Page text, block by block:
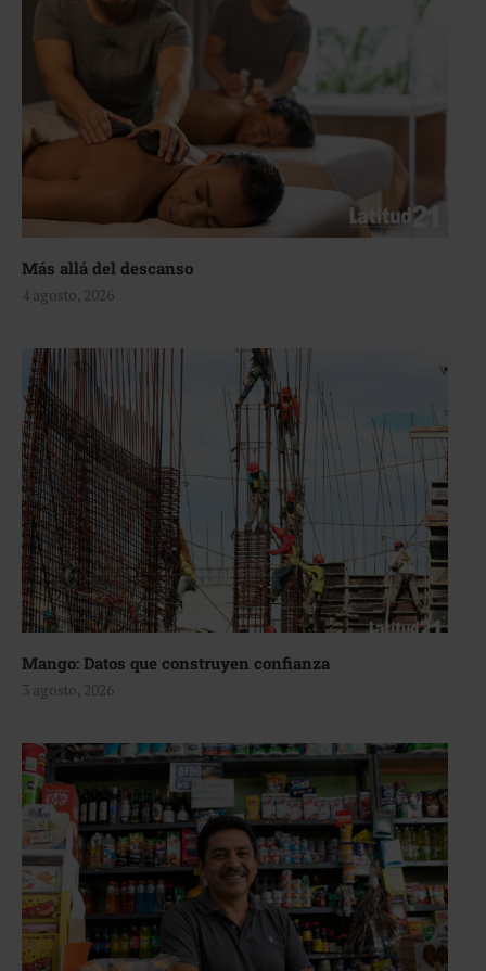
Más allá del descanso
4 agosto, 2026
Mango: Datos que construyen confianza
3 agosto, 2026